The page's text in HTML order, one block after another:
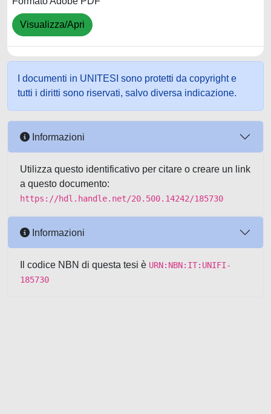
Visualizza/Apri
I documenti in UNITESI sono protetti da copyright e
tutti i diritti sono riservati, salvo diversa indicazione.
Informazioni
Utilizza questo identificativo per citare o creare un link
a questo documento:
https://hdl.handle.net/20.500.14242/185730
Informazioni
Il codice NBN di questa tesi è URN:NBN:IT:UNIFI-
185730